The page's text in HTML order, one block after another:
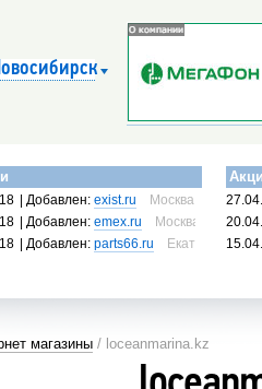
| Добавлен:exist.ru
Москва, Россия
| Добавлен:emex.ru
Москва, Россия
| Добавлен:parts66.ru Екатеринбург,
магазины / loceanmarina.kz